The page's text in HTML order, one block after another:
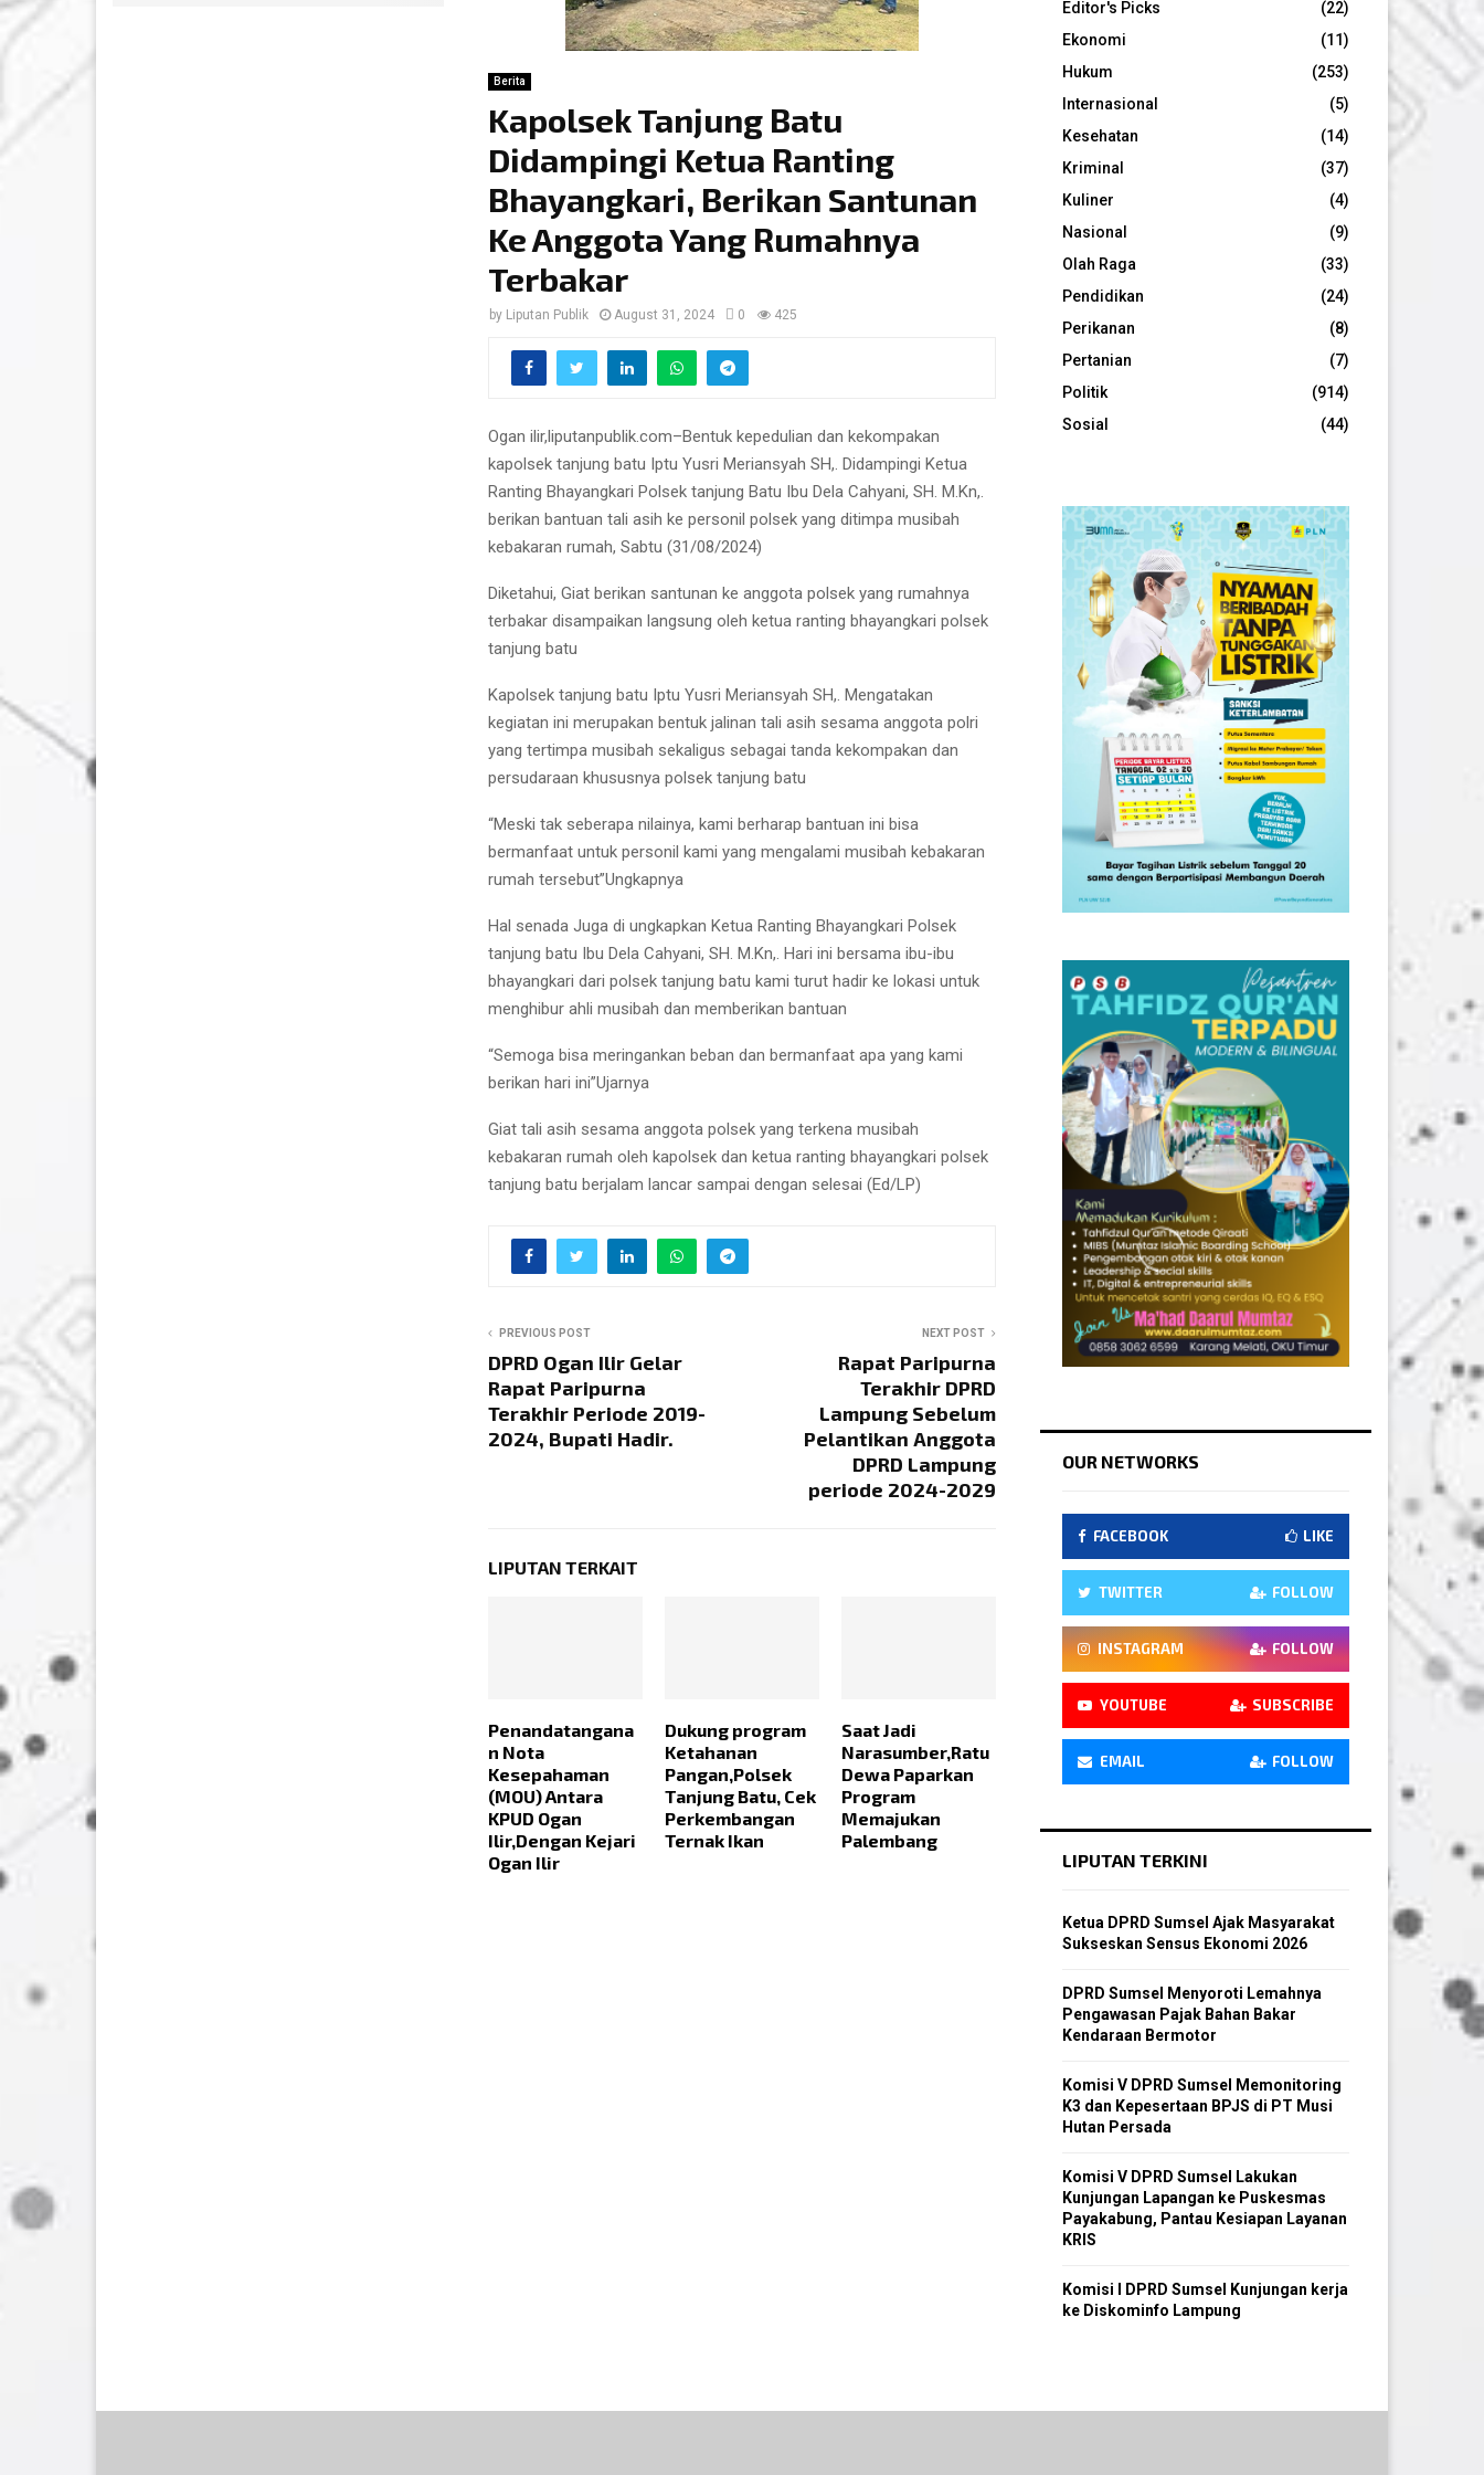
Berita
Kapolsek Tanjung Batu
Didampingi Ketua Ranting
Bhayangkari, Berikan Santunan
Ke Anggota Yang Rumahnya
Terbakar
by Liputan Publik August 31, 2024 0 425
Ogan ilir,liputanpublik.com–Bentuk kepedulian dan kekompakan
kapolsek tanjung batu Iptu Yusri Meriansyah SH,. Didampingi Ketua
Ranting Bhayangkari Polsek tanjung Batu Ibu Dela Cahyani, SH. M.Kn,.
berikan bantuan tali asih ke personil polsek yang ditimpa musibah
kebakaran rumah, Sabtu (31/08/2024)
Diketahui, Giat berikan santunan ke anggota polsek yang rumahnya
terbakar disampaikan langsung oleh ketua ranting bhayangkari polsek
tanjung batu
Kapolsek tanjung batu Iptu Yusri Meriansyah SH,. Mengatakan
kegiatan ini merupakan bentuk jalinan tali asih sesama anggota polri
yang tertimpa musibah sekaligus sebagai tanda kekompakan dan
persudaraan khususnya polsek tanjung batu
“Meski tak seberapa nilainya, kami berharap bantuan ini bisa
bermanfaat untuk personil kami yang mengalami musibah kebakaran
rumah tersebut”Ungkapnya
Hal senada Juga di ungkapkan Ketua Ranting Bhayangkari Polsek
tanjung batu Ibu Dela Cahyani, SH. M.Kn,. Hari ini bersama ibu-ibu
bhayangkari dari polsek tanjung batu kami turut hadir ke lokasi untuk
menghibur ahli musibah dan memberikan bantuan
“Semoga bisa meringankan beban dan bermanfaat apa yang kami
berikan hari ini”Ujarnya
Giat tali asih sesama anggota polsek yang terkena musibah
kebakaran rumah oleh kapolsek dan ketua ranting bhayangkari polsek
tanjung batu berjalam lancar sampai dengan selesai (Ed/LP)
PREVIOUS POST
DPRD Ogan Ilir Gelar
Rapat Paripurna
Terakhir Periode 2019-
2024, Bupati Hadir.
NEXT POST
Rapat Paripurna
Terakhir DPRD
Lampung Sebelum
Pelantikan Anggota
DPRD Lampung
periode 2024-2029
LIPUTAN TERKAIT
Penandatangana
n Nota
Kesepahaman
(MOU) Antara
KPUD Ogan
Ilir,Dengan Kejari
Ogan Ilir
Dukung program
Ketahanan
Pangan,Polsek
Tanjung Batu, Cek
Perkembangan
Ternak Ikan
Saat Jadi
Narasumber,Ratu
Dewa Paparkan
Program
Memajukan
Palembang
Editor's Picks
(22)
Ekonomi
(11)
Hukum
(253)
Internasional
(5)
Kesehatan
(14)
Kriminal
(37)
Kuliner
(4)
Nasional
(9)
Olah Raga
(33)
Pendidikan
(24)
Perikanan
(8)
Pertanian
(7)
Politik
(914)
Sosial
(44)
OUR NETWORKS
FACEBOOK LIKE
TWITTER FOLLOW
INSTAGRAM FOLLOW
YOUTUBE SUBSCRIBE
EMAIL FOLLOW
LIPUTAN TERKINI
Ketua DPRD Sumsel Ajak Masyarakat
Sukseskan Sensus Ekonomi 2026
DPRD Sumsel Menyoroti Lemahnya
Pengawasan Pajak Bahan Bakar
Kendaraan Bermotor
Komisi V DPRD Sumsel Memonitoring
K3 dan Kepesertaan BPJS di PT Musi
Hutan Persada
Komisi V DPRD Sumsel Lakukan
Kunjungan Lapangan ke Puskesmas
Payakabung, Pantau Kesiapan Layanan
KRIS
Komisi I DPRD Sumsel Kunjungan kerja
ke Diskominfo Lampung